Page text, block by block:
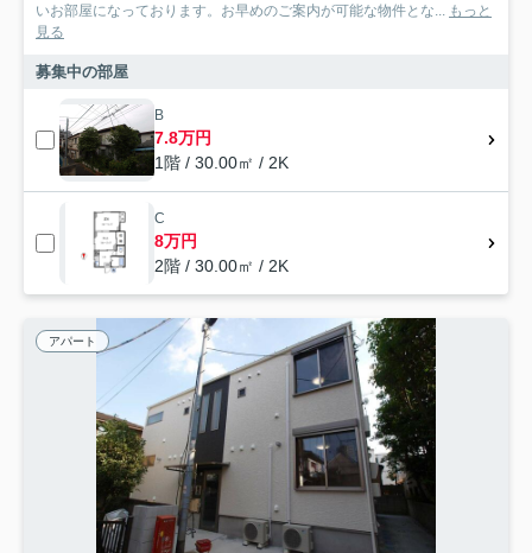
いお部屋になっております。お早めのご案内が可能な物件とな... もっと
見る
募集中の部屋
B
7.8万円
1階 / 30.00㎡ / 2K
C
8万円
2階 / 30.00㎡ / 2K
アパート